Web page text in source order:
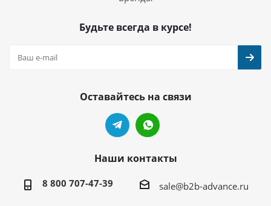
Будьте всегда в курсе!
Оставайтесь на связи
Наши контакты
8 800 707-47-39 sale@b2b-advance.ru